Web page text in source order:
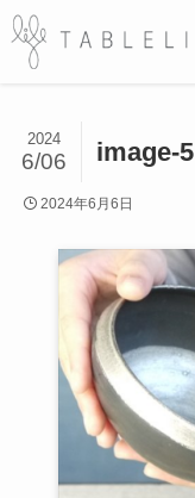
image-5
2024
6/06
2024年6月6日